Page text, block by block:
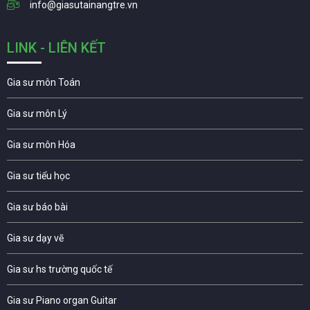
info@giasutainangtre.vn
LINK - LIÊN KẾT
Gia sư môn Toán
Gia sư môn Lý
Gia sư môn Hóa
Gia sư tiểu học
Gia sư báo bài
Gia sư dạy vẽ
Gia sư hs trường quốc tế
Gia sư Piano organ Guitar